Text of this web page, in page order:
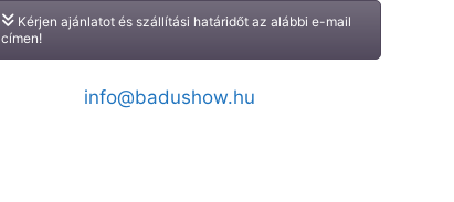
Kérjen ajánlatot és szállítási határidőt az alábbi e-mail
címen!
info@badushow.hu